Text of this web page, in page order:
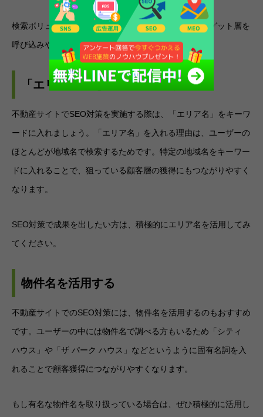
検索ボリュームは減少してしまいますが、特定のターゲット層を
呼び込みやすくなるでしょう。
「エリア名」をキーワードに入れる
不動産サイトでSEO対策を実施する際は、「エリア名」をキーワ
ードに入れましょう。「エリア名」を入れる理由は、ユーザーの
ほとんどが地域名で検索するためです。特定の地域名をキーワー
ドに入れることで、狙っている顧客層の獲得にもつながりやすく
なります。
SEO対策で成果を出したい方は、積極的にエリア名を活用してみ
てください。
物件名を活用する
不動産サイトでのSEO対策には、物件名を活用するのもおすすめ
です。ユーザーの中には物件名で調べる方もいるため「シティ
ハウス」や「ザ パーク ハウス」などというように固有名詞を入
れることで顧客獲得につながりやすくなります。
もし有名な物件名を取り扱っている場合は、ぜひ積極的に活用し